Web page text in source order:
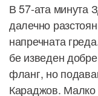
В 57-ата минута
далечно
напречната
бе изведен
фланг, но
Караджов. Малко